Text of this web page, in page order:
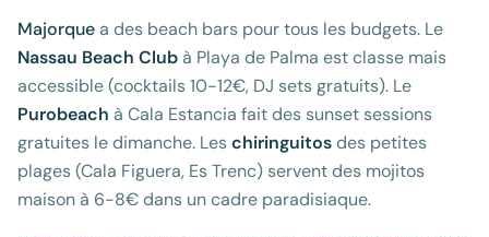
Majorquea des beach bars pour tous les budgets. Le
Nassau Beach Clubà Playa de Palma est classe mais
accessible (cocktails 10-12€, DJ sets gratuits). Le
Purobeach à Cala Estancia fait des sunset sessions
gratuites le dimanche. Leschiringuitosdes petites
plages (Cala Figuera, Es Trenc) servent des mojitos
maison à 6-8€ dans un cadre paradisiaque.